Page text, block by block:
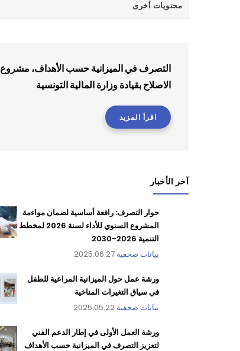
محتويات أخرى
التصرف في الميزانية حسب الأهداف، مشروع
الاصلاح بقيادة وزارة المالية التونسية
اقرأ المزيد
آخر الأخبار
حوار التصرف: رافعة أساسية لضمان مواءمة
المشروع السنوي للأداء لسنة 2026 لمخطط
التنمية 2026-2030
بيانات صحفية 2025.06.27
ورشة عمل حول الميزانية المراعية للطفل
في سياق التغيرات المناخية
بيانات صحفية 2025.05.22
ورشة العمل الأولى في إطار الدعم الفني
لتعزيز التصرف في الميزانية حسب الأهداف